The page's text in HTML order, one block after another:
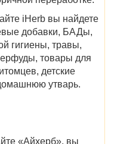
iHerb вы найдете
добавки, БАДы,
гигиены, травы,
товары для
детские
утварь.
«Айхерб», вы